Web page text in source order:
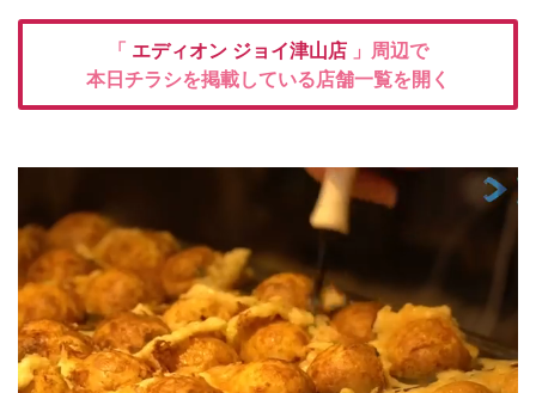
「 エディオン ジョイ津山店 」周辺で
本日チラシを掲載している店舗一覧を開く